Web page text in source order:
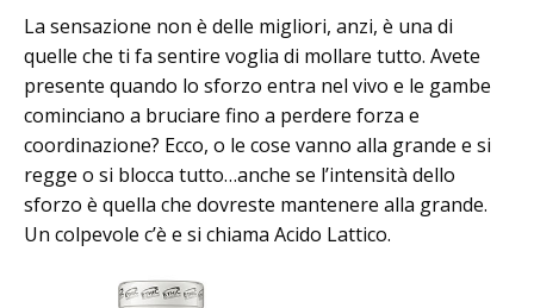
La sensazione non è delle migliori, anzi, è una di
quelle che ti fa sentire voglia di mollare tutto. Avete
presente quando lo sforzo entra nel vivo e le gambe
cominciano a bruciare fino a perdere forza e
coordinazione? Ecco, o le cose vanno alla grande e si
regge o si blocca tutto…anche se l’intensità dello
sforzo è quella che dovreste mantenere alla grande.
Un colpevole c’è e si chiama Acido Lattico.